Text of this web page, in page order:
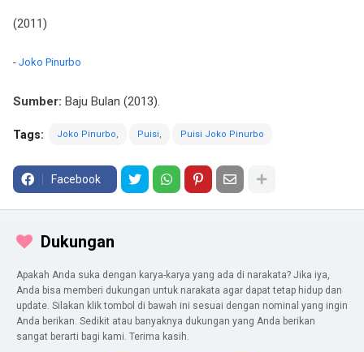
(2011)
- Joko Pinurbo
Sumber: Baju Bulan (2013).
Tags: Joko Pinurbo Puisi Puisi Joko Pinurbo
Facebook
Dukungan
Apakah Anda suka dengan karya-karya yang ada di narakata? Jika iya,
Anda bisa memberi dukungan untuk narakata agar dapat tetap hidup dan
update. Silakan klik tombol di bawah ini sesuai dengan nominal yang ingin
Anda berikan. Sedikit atau banyaknya dukungan yang Anda berikan
sangat berarti bagi kami. Terima kasih.